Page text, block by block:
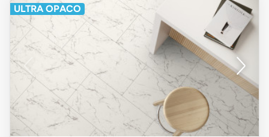
ULTRA OPACO